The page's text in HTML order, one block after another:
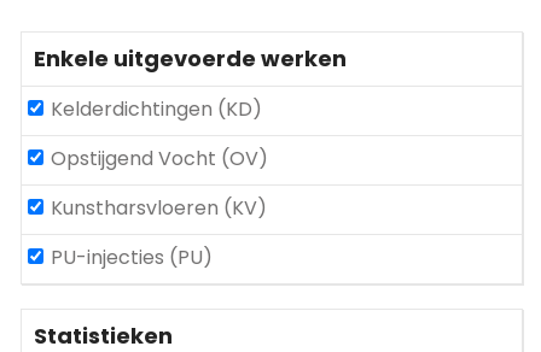
Enkele uitgevoerde werken
Kelderdichtingen (KD)
Opstijgend Vocht (OV)
Kunstharsvloeren (KV)
PU-injecties (PU)
Statistieken